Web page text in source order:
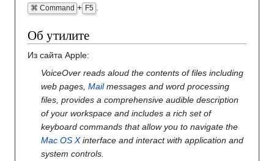
⌘ Command + F5 .
Об утилите
Из сайта Apple:
VoiceOver reads aloud the contents of files including
web pages,Mailmessages and word processing
files, provides a comprehensive audible description
of your workspace and includes a rich set of
keyboard commands that allow you to navigate the
Mac OS Xinterface and interact with application and
system controls.